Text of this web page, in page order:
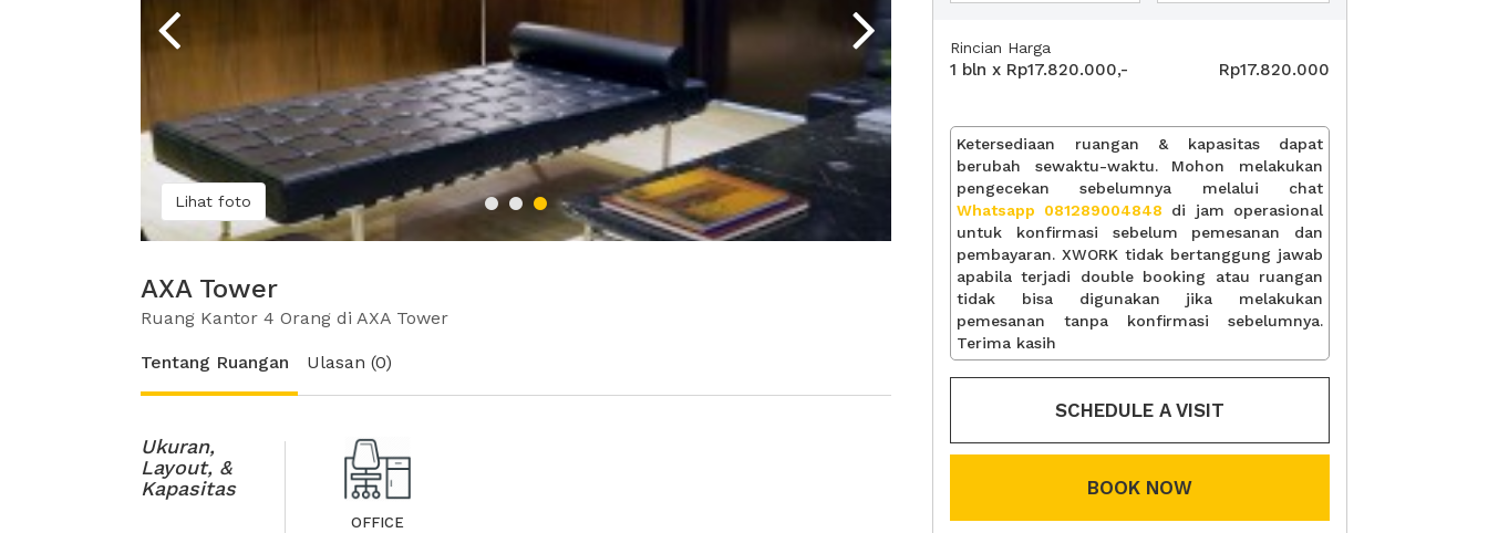
Lihat foto
AXA Tower
Ruang Kantor 4 Orang di AXA Tower
Tentang Ruangan Ulasan (0)
Ukuran,
Layout, &
Kapasitas
OFFICE
Rincian Harga
1 bln x Rp17.820.000,- Rp17.820.000
Ketersediaan ruangan & kapasitas dapat
berubah sewaktu-waktu. Mohon melakukan
pengecekan sebelumnya melalui chat
Whatsapp 081289004848 di jam operasional
untuk konfirmasi sebelum pemesanan dan
pembayaran. XWORK tidak bertanggung jawab
apabila terjadi double booking atau ruangan
tidak bisa digunakan jika melakukan
pemesanan tanpa konfirmasi sebelumnya.
Terima kasih
SCHEDULE A VISIT
BOOK NOW